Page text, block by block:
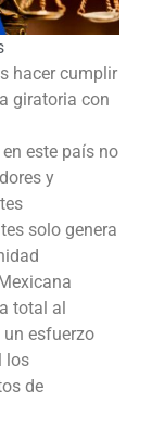
hacer cumplir
giratoria con
este país no
y
solo genera
total al
esfuerzo
los
de